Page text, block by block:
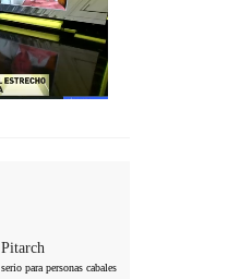
para personas cabales